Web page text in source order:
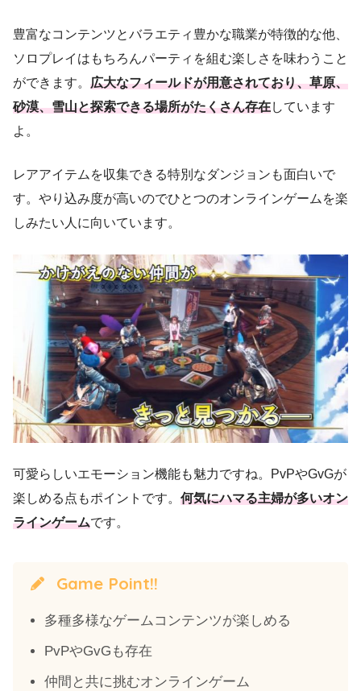
豊富なコンテンツとバラエティ豊かな職業が特徴的な他、
ソロプレイはもちろんパーティを組む楽しさを味わうこと
ができます。 広大なフィールドが用意されており、草原、
砂漠、雪山と探索できる場所がたくさん存在しています
よ。
レアアイテムを収集できる特別なダンジョンも面白いで
す。やり込み度が高いのでひとつのオンラインゲームを楽
しみたい人に向いています。
可愛らしいエモーション機能も魅力ですね。PvPやGvGが
楽しめる点もポイントです。 何気にハマる主婦が多いオン
ラインゲームです。
Game Point!!
多種多様なゲームコンテンツが楽しめる
PvPやGvGも存在
仲間と共に挑むオンラインゲーム